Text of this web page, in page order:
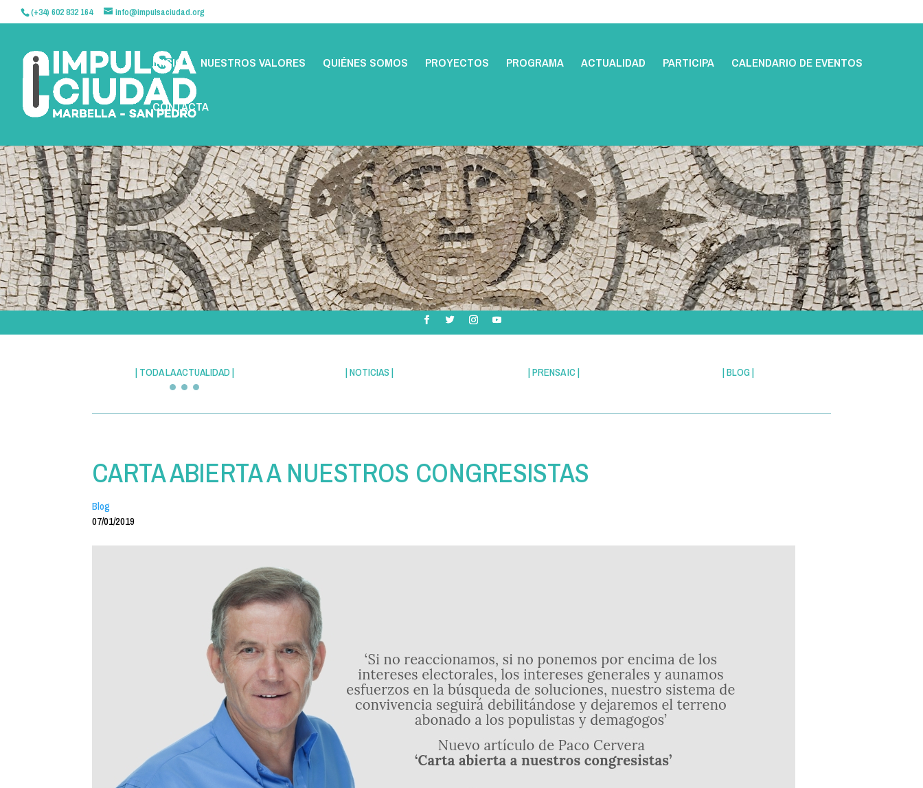
(+34) 602 832 164 info@impulsaciudad.org
INICIO NUESTROS VALORES QUIÉNES SOMOS PROYECTOS PROGRAMA ACTUALIDAD PARTICIPA CALENDARIO DE EVENTOS
CONTACTA
| TODA LA ACTUALIDAD | | NOTICIAS | | PRENSA IC | | BLOG |
CARTA ABIERTA A NUESTROS CONGRESISTAS
Blog
07/01/2019